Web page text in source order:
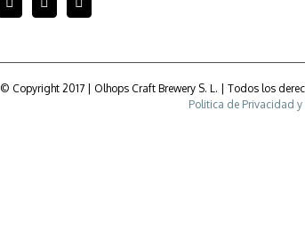
© Copyright 2017 | Olhops Craft Brewery S. L. | Todos los
Politica de Privacidad y